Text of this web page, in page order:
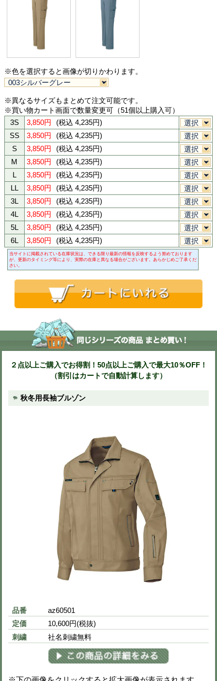
az60521(az60501 シリーズ)の特徴
安心安定供給できるアイトス基軸の生
色 (カラーバリエーション)
003シルバーグレー 014チャコール
025カーキ 086アイアンブル
-色・サイズ・数量を選び、カートに